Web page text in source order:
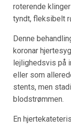
roterende
tyndt, fleksibelt
Denne
koronar
lejlighedsvis på
eller som
stents, men
blodstrømmen.
En